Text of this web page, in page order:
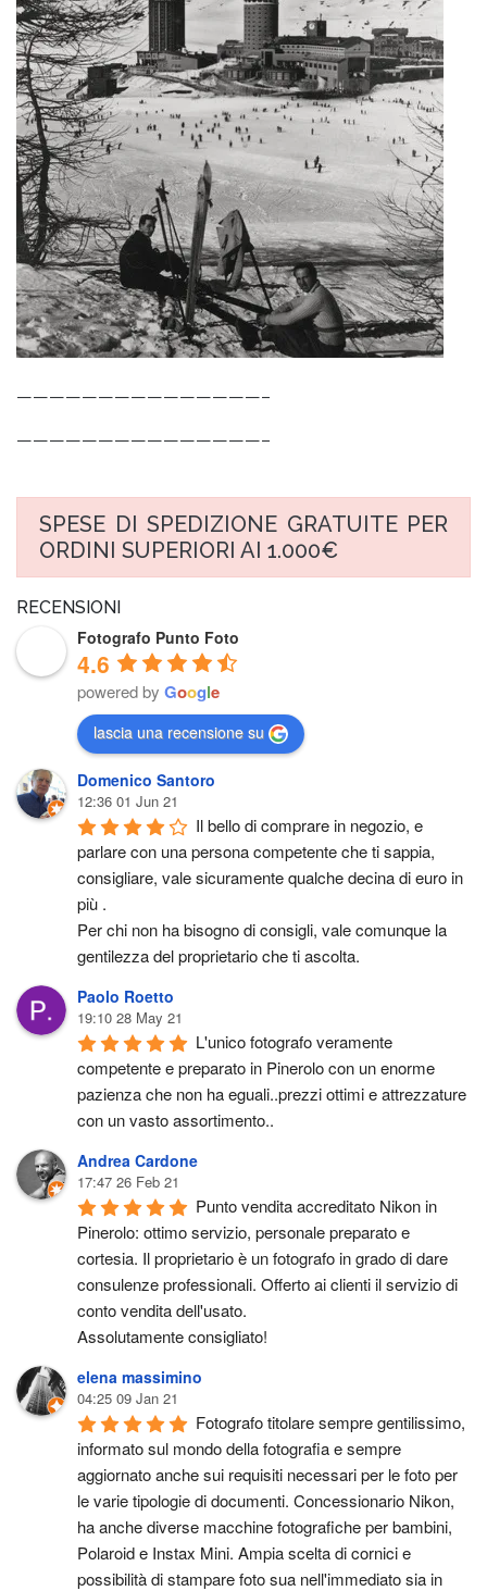
———————————————–
———————————————–
SPESE DI SPEDIZIONE GRATUITE PER
ORDINI SUPERIORI AI 1.000€
RECENSIONI
Fotografo Punto Foto
4.6
powered by Google
lascia una recensione su
Domenico Santoro
12:36 01 Jun 21
Il bello di comprare in negozio, e
parlare con una persona competente che ti sappia,
consigliare, vale sicuramente qualche decina di euro in
più .
Per chi non ha bisogno di consigli, vale comunque la
gentilezza del proprietario che ti ascolta.
Paolo Roetto
19:10 28 May 21
L'unico fotografo veramente
competente e preparato in Pinerolo con un enorme
pazienza che non ha eguali..prezzi ottimi e attrezzature
con un vasto assortimento..
Andrea Cardone
17:47 26 Feb 21
Punto vendita accreditato Nikon in
Pinerolo: ottimo servizio, personale preparato e
cortesia. Il proprietario è un fotografo in grado di dare
consulenze professionali. Offerto ai clienti il servizio di
conto vendita dell'usato.
Assolutamente consigliato!
elena massimino
04:25 09 Jan 21
Fotografo titolare sempre gentilissimo,
informato sul mondo della fotografia e sempre
aggiornato anche sui requisiti necessari per le foto per
le varie tipologie di documenti. Concessionario Nikon,
ha anche diverse macchine fotografiche per bambini,
Polaroid e Instax Mini. Ampia scelta di cornici e
possibilità di stampare foto sua nell'immediato sia in